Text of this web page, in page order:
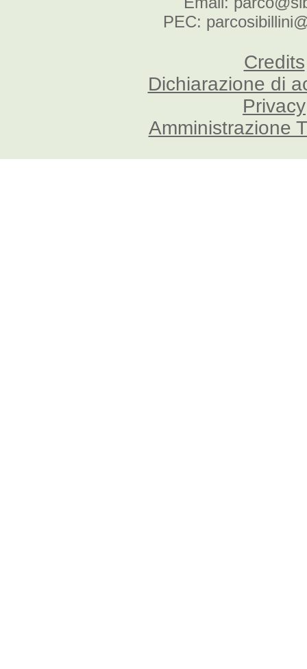
PEC:
Credits
Dichiarazione di
Privacy
Amministrazione